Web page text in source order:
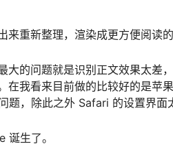
重新整理，渲染成更方便阅读的
大的问题就是识别正文效果太差
在我看来目前做的比较好的是苹
题，除此之外 Safari 的设置界
生了。